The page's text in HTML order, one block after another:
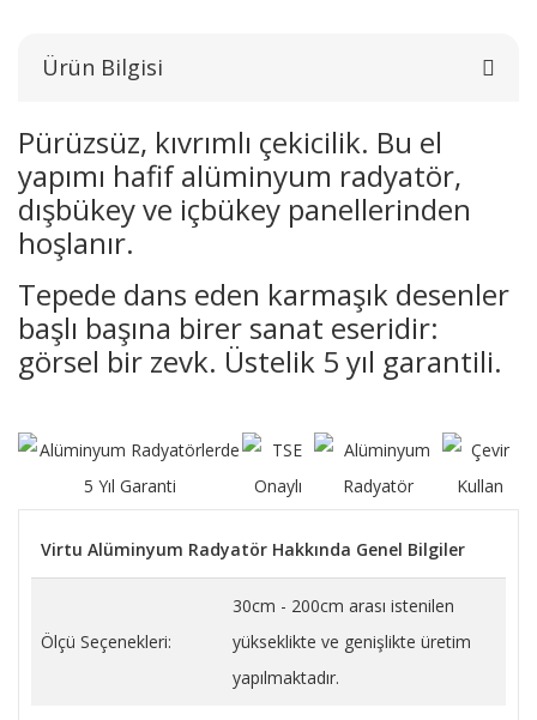
Ürün Bilgisi
Pürüzsüz, kıvrımlı çekicilik. Bu el
yapımı hafif alüminyum radyatör,
dışbükey ve içbükey panellerinden
hoşlanır.
Tepede dans eden karmaşık desenler
başlı başına birer sanat eseridir:
görsel bir zevk. Üstelik 5 yıl garantili.
Virtu Alüminyum Radyatör Hakkında Genel Bilgiler
Ölçü Seçenekleri:
30cm - 200cm arası istenilen
yükseklikte ve genişlikte üretim
yapılmaktadır.